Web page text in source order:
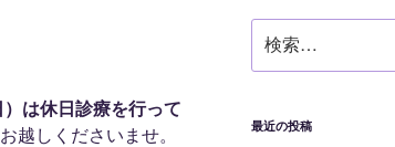
は休日診療を行って
越しくださいませ。
索:
最近の投稿